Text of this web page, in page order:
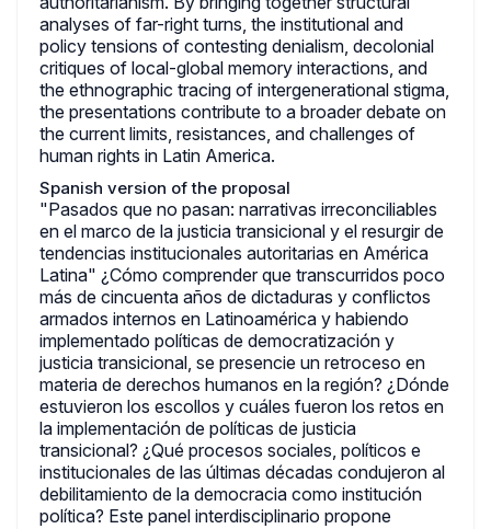
analyses of far-right turns, the institutional and
policy tensions of contesting denialism, decolonial
critiques of local-global memory interactions, and
the ethnographic tracing of intergenerational stigma,
the presentations contribute to a broader debate on
the current limits, resistances, and challenges of
human rights in Latin America.
Spanish version of the proposal
"Pasados que no pasan: narrativas irreconciliables
en el marco de la justicia transicional y el resurgir de
tendencias institucionales autoritarias en América
Latina" ¿Cómo comprender que transcurridos poco
más de cincuenta años de dictaduras y conflictos
armados internos en Latinoamérica y habiendo
implementado políticas de democratización y
justicia transicional, se presencie un retroceso en
materia de derechos humanos en la región? ¿Dónde
estuvieron los escollos y cuáles fueron los retos en
la implementación de políticas de justicia
transicional? ¿Qué procesos sociales, políticos e
institucionales de las últimas décadas condujeron al
debilitamiento de la democracia como institución
política? Este panel interdisciplinario propone